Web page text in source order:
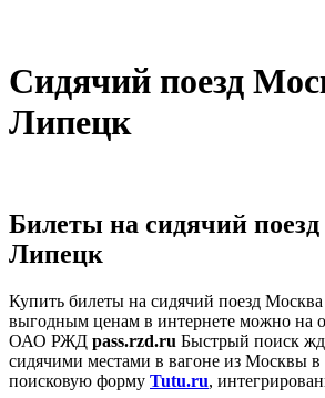
Сидячий поезд
Липецк
Билеты на сидячий
Липецк
Купить билеты на сидячий поезд
выгодным ценам в интернете можно на
ОАО РЖД pass.rzd.ru Быстрый поиск жд
сидячими местами в вагоне из Москвы в
поисковую форму Tutu.ru,